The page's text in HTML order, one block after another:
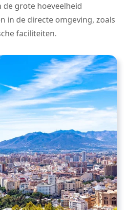
de grote hoeveelheid
in de directe omgeving, zoals
faciliteiten.